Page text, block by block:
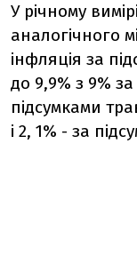
У річному
аналогічного
інфляція за
до 9,9% з 9%
підсумками
і 2, 1% - за